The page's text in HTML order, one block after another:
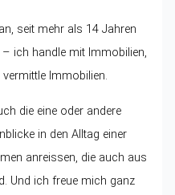
seit mehr als 14 Jahren
ich handle mit Immobilien,
Immobilien.
die eine oder andere
in den Alltag einer
anreissen, die auch aus
Und ich freue mich ganz